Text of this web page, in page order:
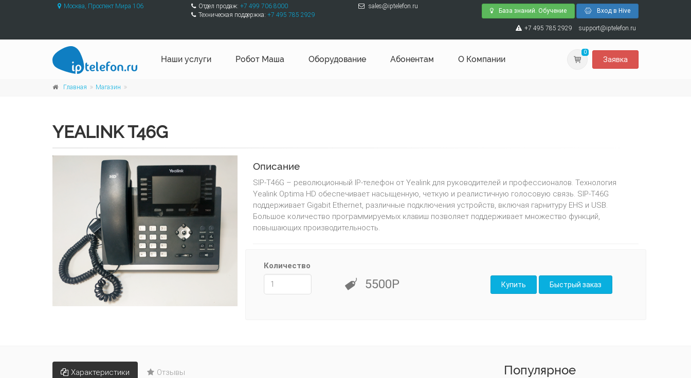
Москва, Проспект Мира 106 Отдел продаж: +7 499 706 8000
Техническая поддержка: +7 495 785 2929
sales@iptelefon.ru
База знаний. Обучение Вход в Hive
+7 495 785 2929 support@iptelefon.ru
Наши услуги Робот Маша Оборудование Абонентам О Компании
0
Заявка
Главная Магазин
YEALINK T46G
Описание
SIP-T46G – революционный IP-телефон от Yealink для руководителей и профессионалов. Технология
Yealink Optima HD обеспечивает насыщенную, четкую и реалистичную голосовую связь. SIP-T46G
поддерживает Gigabit Ethernet, различные подключения устройств, включая гарнитуру EHS и USB.
Большое количество программируемых клавиш позволяет поддерживает множество функций,
повышающих производительность.
Количество
5500Р
Характеристики Отзывы Популярное